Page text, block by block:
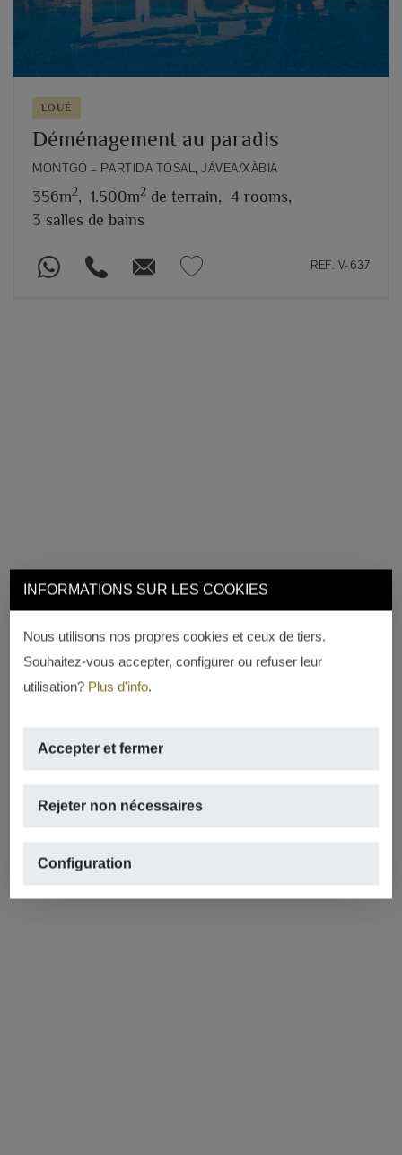
INFORMATIONS SUR LES COOKIES
Nous utilisons nos propres cookies et ceux de tiers.
Souhaitez-vous accepter, configurer ou refuser leur
utilisation? Plus d'info.
Accepter et fermer
Rejeter non nécessaires
Configuration
LOUÉ
Déménagement au paradis
MONTGÓ – PARTIDA TOSAL, JÁVEA/XÀBIA
356m2, 1.500m2 de terrain, 4 rooms,
3 salles de bains
REF. V-637